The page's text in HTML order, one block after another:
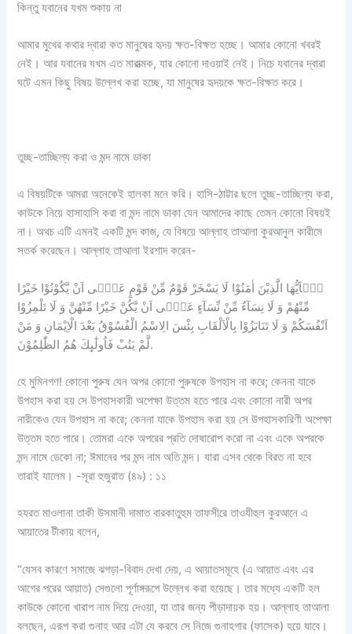
কিন্তু যবানের যখম শুকায় না
আমার মুখের কথার দ্বারা কত মানুষের হৃদয় ক্ষত-বিক্ষত হচ্ছে। আমার কোনো খবরই
নেই। আর যবানের যখম এত মারাত্মক, যার কোনো দাওয়াই নেই। নিচে যবানের দ্বারা
ঘটে এমন কিছু বিষয় উল্লেখ করা হচ্ছে, যা মানুষের হৃদয়কে ক্ষত-বিক্ষত করে।
তুচ্ছ-তাচ্ছিল্য করা ও মন্দ নামে ডাকা
এ বিষয়টিকে আমরা অনেকেই হালকা মনে করি। হাসি-ঠাট্টার ছলে তুচ্ছ-তাচ্ছিল্য করা,
কাউকে নিয়ে হাসাহাসি করা বা মন্দ নামে ডাকা যেন আমাদের কাছে তেমন কোনো বিষয়ই
না। অথচ এটি এমনই একটি মন্দ কাজ, যে বিষয়ে আল্লাহ তাআলা কুরআনুল কারীমে
সতর্ক করেছেন। আল্লাহ তাআলা ইরশাদ করেন-
یٰۤاَیُّهَا الَّذِیْنَ اٰمَنُوْا لَا یَسْخَرْ قَوْمٌ مِّنْ قَوْمٍ عَسٰۤی اَنْ یَّكُوْنُوْا خَیْرًا
مِّنْهُمْ وَ لَا نِسَآءٌ مِّنْ نِّسَآءٍ عَسٰۤی اَنْ یَّكُنَّ خَیْرًا مِّنْهُنَّ وَ لَا تَلْمِزُوْا
اَنْفُسَكُمْ وَ لَا تَنَابَزُوْا بِالْاَلْقَابِ بِئْسَ الِاسْمُ الْفُسُوْقُ بَعْدَ الْاِیْمَانِ وَ مَنْ
لَّمْ یَتُبْ فَاُولٰٓىِٕكَ هُمُ الظّٰلِمُوْنَ.
হে মুমিনগণ! কোনো পুরুষ যেন অপর কোনো পুরুষকে উপহাস না করে; কেননা যাকে
উপহাস করা হয় সে উপহাসকারী অপেক্ষা উত্তম হতে পারে এবং কোনো নারী অপর
নারীকেও যেন উপহাস না করে; কেননা যাকে উপহাস করা হয় সে উপহাসকারিণী অপেক্ষা
উত্তম হতে পারে। তোমরা একে অপরের প্রতি দোষারোপ করো না এবং একে অপরকে
মন্দ নামে ডেকো না; ঈমানের পর মন্দ নাম অতি মন্দ। যারা এসব থেকে বিরত না হবে
তারাই যালেম। -সূরা হুজুরাত (৪৯) : ১১
হযরত মাওলানা তাকী উসমানী দামাত বারকাতুহুম তাফসীরে তাওযীহুল কুরআনে এ
আয়াতের টীকায় বলেন,
“যেসব কারণে সমাজে ঝগড়া-বিবাদ দেখা দেয়, এ আয়াতসমূহে (এ আয়াত এবং এর
আগের পরের আয়াত) সেগুলো পূর্ণাঙ্গরূপে উল্লেখ করা হয়েছে। তার মধ্যে একটি হল
কাউকে কোনো খারাপ নাম দিয়ে দেওয়া, যা তার জন্য পীড়াদায়ক হয়। আল্লাহ তাআলা
বলছেন, এরূপ করা গুনাহ আর এটা যে করবে সে নিজে গুনাহগার (ফাসেক) হয়ে যাবে।